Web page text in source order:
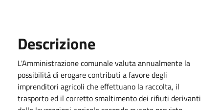
Descrizione
L'Amministrazione comunale valuta annualmente la
possibilità di erogare contributi a favore degli
imprenditori agricoli che effettuano la raccolta, il
trasporto ed il corretto smaltimento dei rifiuti derivanti